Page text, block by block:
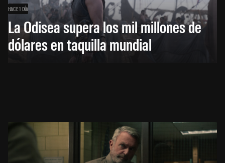
HACE 1 DÍA
La Odisea supera los mil millones de
dólares en taquilla mundial